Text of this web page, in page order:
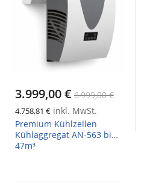
3.999,00 € 6.999,00 €
4.758,81 € inkl. MwSt.
Premium Kühlzellen
Kühlaggregat AN-563 bis
47m³